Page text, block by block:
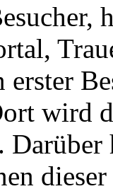
erster
wird